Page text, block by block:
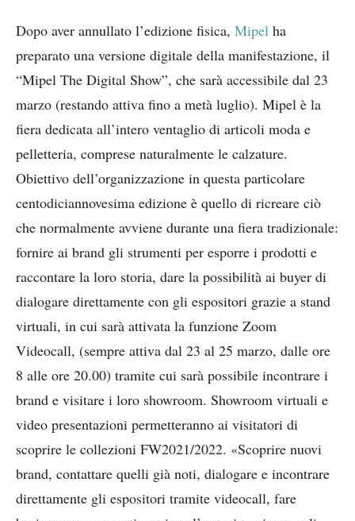
Dopo aver annullato l’edizione fisica, Mipel ha
preparato una versione digitale della manifestazione, il
“Mipel The Digital Show”, che sarà accessibile dal 23
marzo (restando attiva fino a metà luglio). Mipel è la
fiera dedicata all’intero ventaglio di articoli moda e
pelletteria, comprese naturalmente le calzature.
Obiettivo dell’organizzazione in questa particolare
centodiciannovesima edizione è quello di ricreare ciò
che normalmente avviene durante una fiera tradizionale:
fornire ai brand gli strumenti per esporre i prodotti e
raccontare la loro storia, dare la possibilità ai buyer di
dialogare direttamente con gli espositori grazie a stand
virtuali, in cui sarà attivata la funzione Zoom
Videocall, (sempre attiva dal 23 al 25 marzo, dalle ore
8 alle ore 20.00) tramite cui sarà possibile incontrare i
brand e visitare i loro showroom. Showroom virtuali e
video presentazioni permetteranno ai visitatori di
scoprire le collezioni FW2021/2022. «Scoprire nuovi
brand, contattare quelli già noti, dialogare e incontrare
direttamente gli espositori tramite videocall, fare